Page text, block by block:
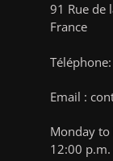
91 Rue de
France
Email :
Monday
12:00